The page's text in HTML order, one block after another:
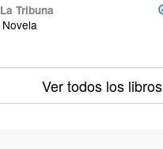
La Tribuna
Novela
Ver todos los libros